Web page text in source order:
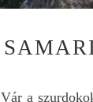
Vár a